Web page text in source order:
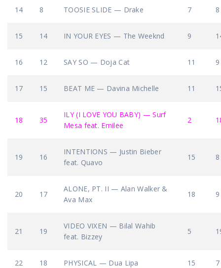
14 8 TOOSIE SLIDE — Drake 7 8
15 14 IN YOUR EYES — The Weeknd 9
16 12 SAY SO — Doja Cat 11 9
17 15 BEAT ME — Davina Michelle 11
18 35
ILY (I LOVE YOU BABY) — Surf
Mesa feat. Emilee
2
19 16
INTENTIONS — Justin Bieber
feat. Quavo
15 8
20 17
ALONE, PT. II — Alan Walker &
Ava Max
18 9
21 19
VIDEO VIXEN — Bilal Wahib
feat. Bizzey
5
22 18 PHYSICAL — Dua Lipa 15 7